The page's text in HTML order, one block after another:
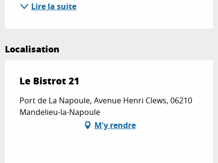
Lire la suite
Localisation
Le Bistrot 21
Port de La Napoule, Avenue Henri Clews, 06210
Mandelieu-la-Napoule
M'y rendre